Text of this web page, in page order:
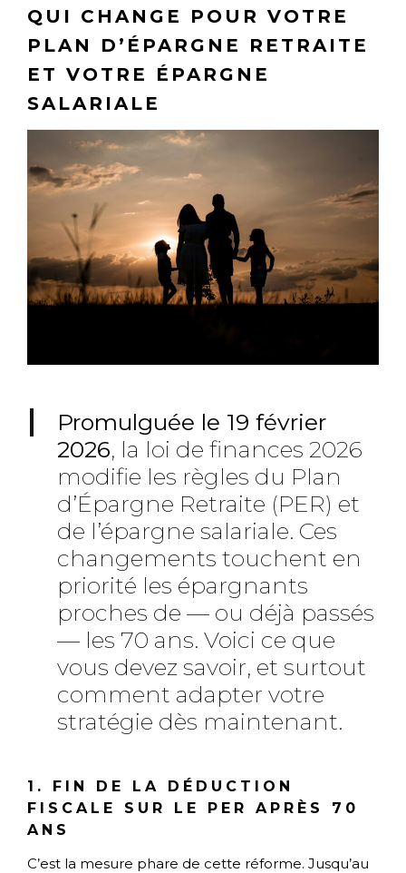
QUI CHANGE POUR VOTRE
PLAN D’ÉPARGNE RETRAITE
ET VOTRE ÉPARGNE
SALARIALE
Promulguée le 19 février
2026, la loi de finances 2026
modifie les règles du Plan
d’Épargne Retraite (PER) et
de l’épargne salariale. Ces
changements touchent en
priorité les épargnants
proches de — ou déjà passés
— les 70 ans. Voici ce que
vous devez savoir, et surtout
comment adapter votre
stratégie dès maintenant.
1. FIN DE LA DÉDUCTION
FISCALE SUR LE PER APRÈS 70
ANS
C’est la mesure phare de cette réforme. Jusqu’au